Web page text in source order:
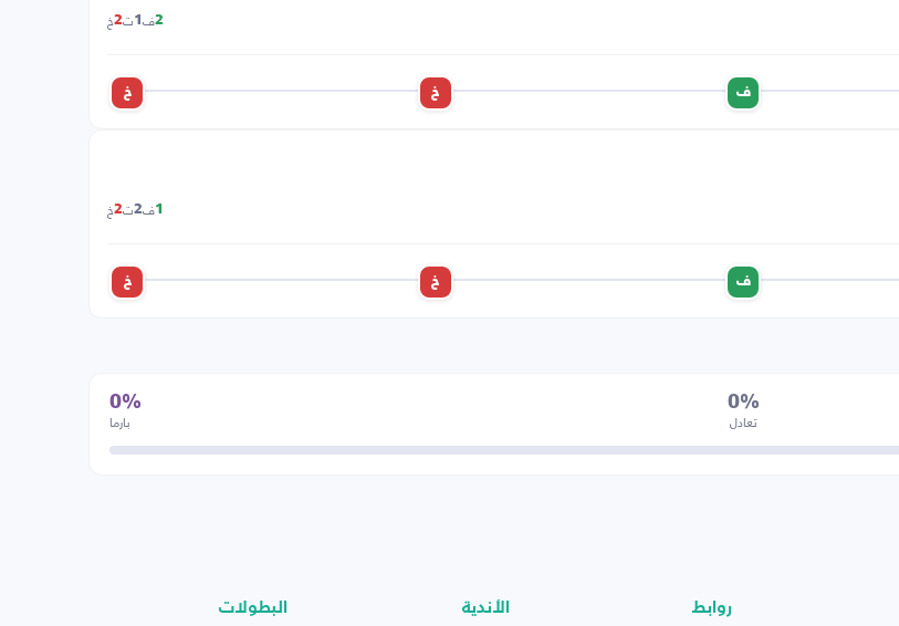
2ف 1ت2خ
ف خ خ
1ف2ت2خ
ف خ خ
0%
تعادل
0%
بارما
روابط الأندية البطولات